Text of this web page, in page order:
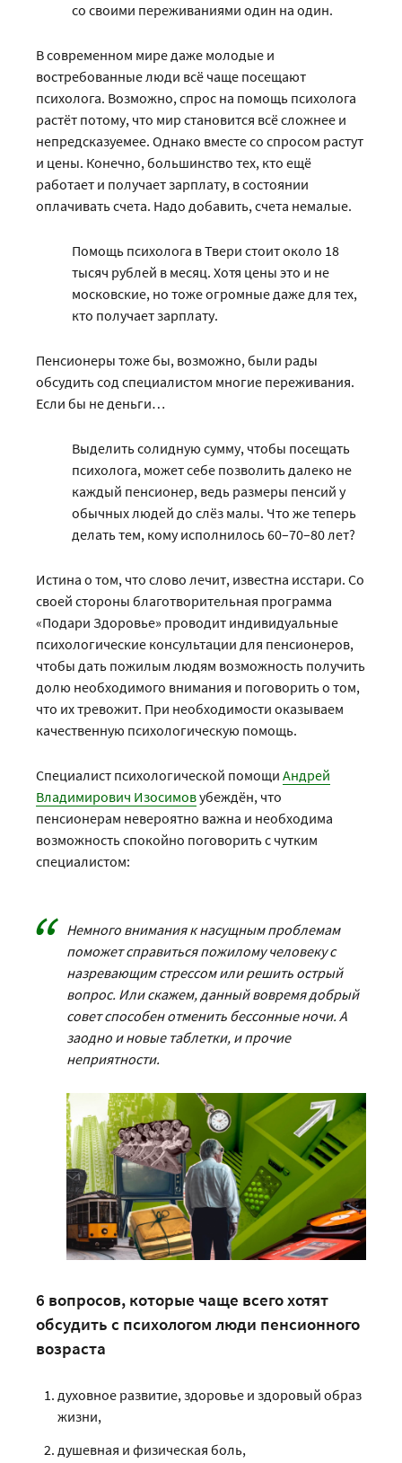
со своими переживаниями один на один.
В современном мире даже молодые и
востребованные люди всё чаще посещают
психолога. Возможно, спрос на помощь психолога
растёт потому, что мир становится всё сложнее и
непредсказуемее. Однако вместе со спросом растут
и цены. Конечно, большинство тех, кто ещё
работает и получает зарплату, в состоянии
оплачивать счета. Надо добавить, счета немалые.
Помощь психолога в Твери стоит около 18
тысяч рублей в месяц. Хотя цены это и не
московские, но тоже огромные даже для тех,
кто получает зарплату.
Пенсионеры тоже бы, возможно, были рады
обсудить сод специалистом многие переживания.
Если бы не деньги…
Выделить солидную сумму, чтобы посещать
психолога, может себе позволить далеко не
каждый пенсионер, ведь размеры пенсий у
обычных людей до слёз малы. Что же теперь
делать тем, кому исполнилось 60–70–80 лет?
Истина о том, что слово лечит, известна исстари. Со
своей стороны благотворительная программа
«Подари Здоровье» проводит индивидуальные
психологические консультации для пенсионеров,
чтобы дать пожилым людям возможность получить
долю необходимого внимания и поговорить о том,
что их тревожит. При необходимости оказываем
качественную психологическую помощь.
Специалист психологической помощи Андрей
Владимирович Изосимовубеждён, что
пенсионерам невероятно важна и необходима
возможность спокойно поговорить с чутким
специалистом:
Немного внимания к насущным проблемам
поможет справиться пожилому человеку с
назревающим стрессом или решить острый
вопрос. Или скажем, данный вовремя добрый
совет способен отменить бессонные ночи. А
заодно и новые таблетки, и прочие
неприятности.
6 вопросов, которые чаще всего хотят
обсудить с психологом люди пенсионного
возраста
духовное развитие, здоровье и здоровый образ
жизни,
душевная и физическая боль,